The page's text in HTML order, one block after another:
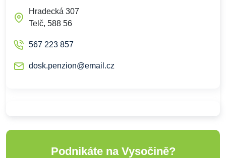
Hradecká 307
Telč, 588 56
567 223 857
dosk.penzion@email.cz
Podnikáte na Vysočině?